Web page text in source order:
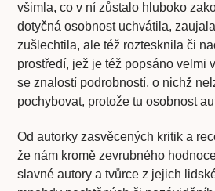
všimla, co v ní zůstalo hluboko
dotyčná osobnost uchvátila,
zušlechtila, ale též roztesknila či
prostředí, jež je též popsáno velmi
se znalostí podrobností, o nichž
pochybovat, protože tu osobnost
Od autorky zasvěcených kritik a
že nám kromě zevrubného
slavné autory a tvůrce z jejich